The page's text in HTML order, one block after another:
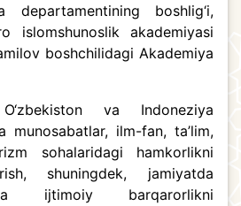
departamentining boshlig‘i,
islomshunoslik akademiyasi
boshchilidagi Akademiya
va Indoneziya
munosabatlar, ilm-fan, ta’lim,
sohalaridagi hamkorlikni
shuningdek, jamiyatda
ijtimoiy barqarorlikni